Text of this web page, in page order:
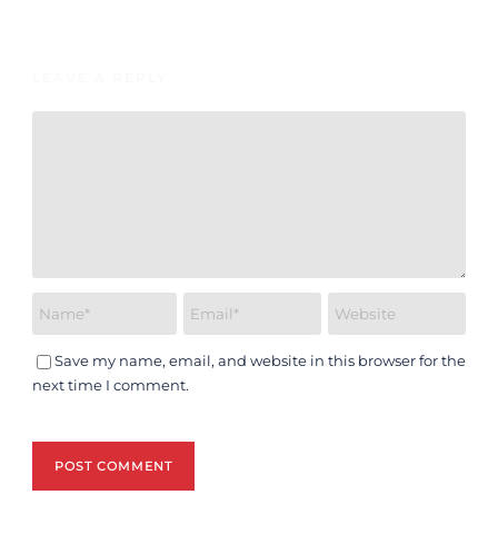
Save my name, email, and website in this browser for the
next time I comment.